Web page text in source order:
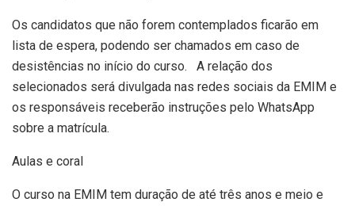
Os candidatos que não forem contemplados ficarão em
lista de espera, podendo ser chamados em caso de
desistências no início do curso. A relação dos
selecionados será divulgada nas redes sociais da EMIM e
os responsáveis receberão instruções pelo WhatsApp
sobre a matrícula.
Aulas e coral
O curso na EMIM tem duração de até três anos e meio e